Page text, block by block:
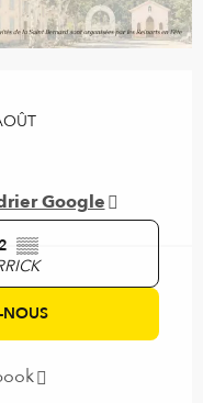
Google
▒▒